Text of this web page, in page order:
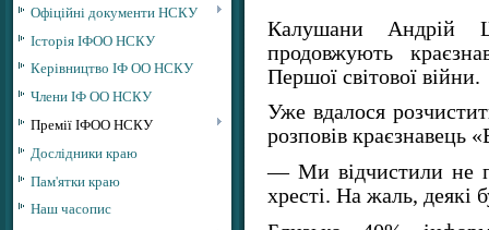
Офіційні документи НСКУ
Історія ІФОО НСКУ
Керівництво ІФ ОО НСКУ
Члени ІФ ОО НСКУ
Премії ІФОО НСКУ
Дослідники краю
Пам'ятки краю
Наш часопис
Калушани Андрій
продовжують
Першої світової війни.
Уже вдалося
розповів краєзнавець
— Ми відчистили не
хресті. На жаль, деякі